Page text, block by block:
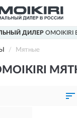
ДИЛЕР
Мятные